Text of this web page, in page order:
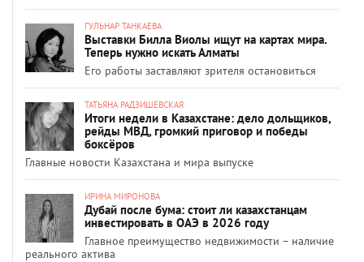
ГУЛЬНАР ТАНКАЕВА
Выставки Билла Виолы ищут на картах мира.
Теперь нужно искать Алматы
Его работы заставляют зрителя остановиться
ТАТЬЯНА РАДЗИШЕВСКАЯ
Итоги недели в Казахстане: дело дольщиков,
рейды МВД, громкий приговор и победы
боксёров
Главные новости Казахстана и мира выпуске
ИРИНА МИРОНОВА
Дубай после бума: стоит ли казахстанцам
инвестировать в ОАЭ в 2026 году
Главное преимущество недвижимости – наличие
реального актива